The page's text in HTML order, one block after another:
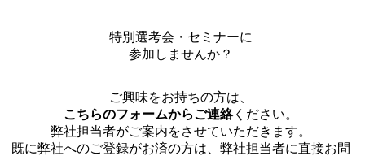
特別選考会・セミナーに
参加しませんか？
ご興味をお持ちの方は、
こちらのフォームからご連絡ください。
弊社担当者がご案内をさせていただきます。
既に弊社へのご登録がお済の方は、弊社担当者に直接お問